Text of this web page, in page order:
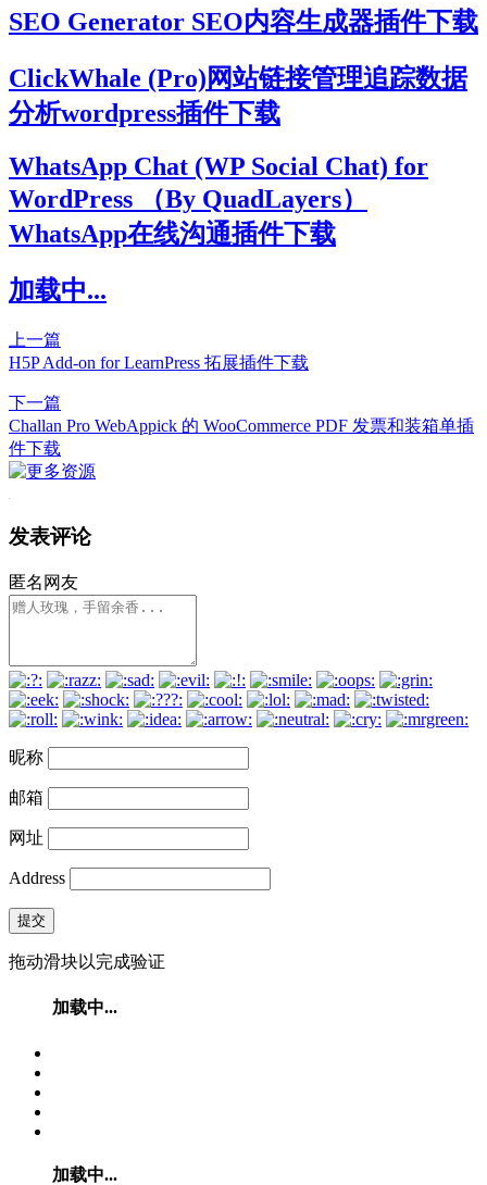
SEO Generator SEO内容生成器插件下载
ClickWhale (Pro)网站链接管理追踪数据
分析wordpress插件下载
WhatsApp Chat (WP Social Chat) for
WordPress （By QuadLayers）
WhatsApp在线沟通插件下载
加载中...
上一篇
H5P Add-on for LearnPress 拓展插件下载
下一篇
Challan Pro WebAppick 的 WooCommerce PDF 发票和装箱单插
件下载
发表评论
匿名网友
昵称
邮箱
网址
Address
提交
拖动滑块以完成验证
加载中...
加载中...